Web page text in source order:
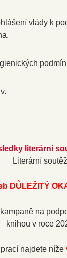
vlády k
literární
Literární soutěž
DŮLEŽITÝ
na
knihou v roce
najdete níže